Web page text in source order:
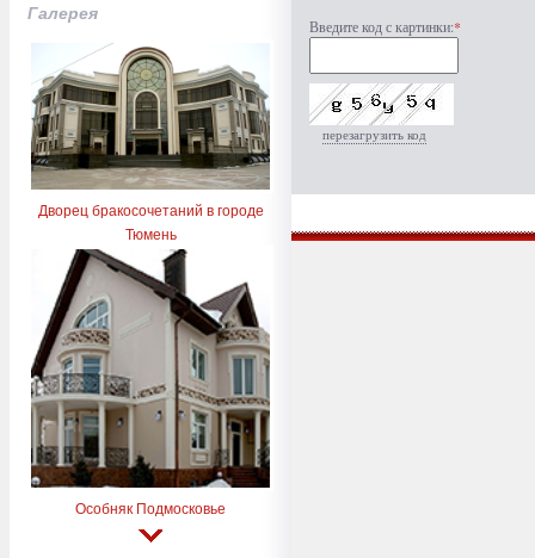
Галерея
Дворец бракосочетаний в городе
Тюмень
Особняк Подмосковье
Введите код с картинки:*
перезагрузить код